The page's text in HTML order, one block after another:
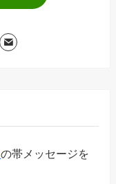
の帯メッセージを